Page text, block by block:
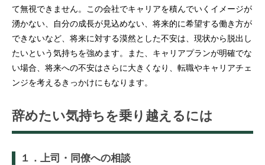
て無視できません。この会社でキャリアを積んでいくイメージが
湧かない、自分の成長が見込めない、将来的に希望する働き方が
できないなど、将来に対する漠然とした不安は、現状から脱出し
たいという気持ちを強めます。また、キャリアプランが明確でな
い場合、将来への不安はさらに大きくなり、転職やキャリアチェ
ンジを考えるきっかけにもなります。
辞めたい気持ちを乗り越えるには
１．上司・同僚への相談